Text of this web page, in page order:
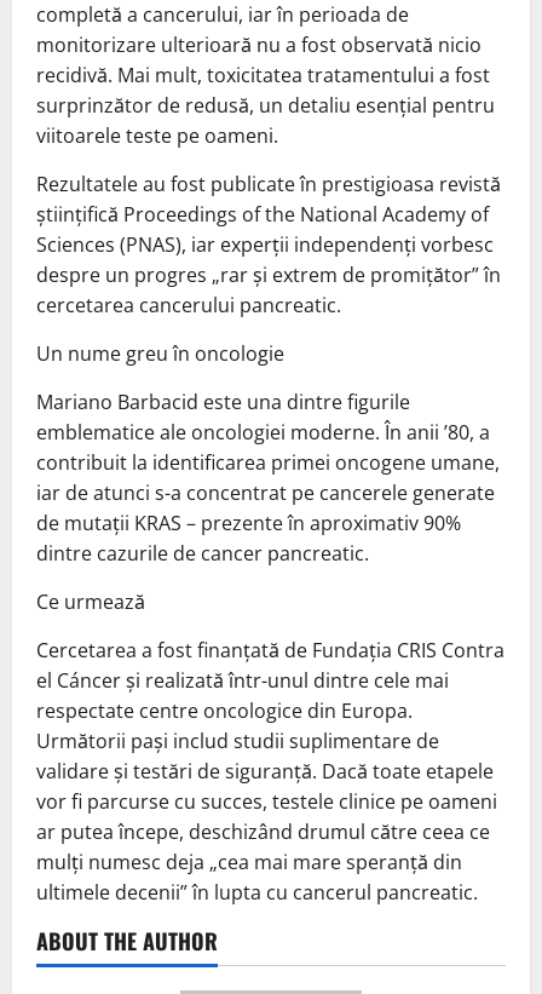
completă a cancerului, iar în perioada de
monitorizare ulterioară nu a fost observată nicio
recidivă. Mai mult, toxicitatea tratamentului a fost
surprinzător de redusă, un detaliu esențial pentru
viitoarele teste pe oameni.
Rezultatele au fost publicate în prestigioasa revistă
științifică Proceedings of the National Academy of
Sciences (PNAS), iar experții independenți vorbesc
despre un progres „rar și extrem de promițător” în
cercetarea cancerului pancreatic.
Un nume greu în oncologie
Mariano Barbacid este una dintre figurile
emblematice ale oncologiei moderne. În anii ’80, a
contribuit la identificarea primei oncogene umane,
iar de atunci s-a concentrat pe cancerele generate
de mutații KRAS – prezente în aproximativ 90%
dintre cazurile de cancer pancreatic.
Ce urmează
Cercetarea a fost finanțată de Fundația CRIS Contra
el Cáncer și realizată într-unul dintre cele mai
respectate centre oncologice din Europa.
Următorii pași includ studii suplimentare de
validare și testări de siguranță. Dacă toate etapele
vor fi parcurse cu succes, testele clinice pe oameni
ar putea începe, deschizând drumul către ceea ce
mulți numesc deja „cea mai mare speranță din
ultimele decenii” în lupta cu cancerul pancreatic.
ABOUT THE AUTHOR